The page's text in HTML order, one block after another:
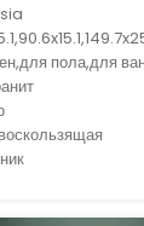
пола,для